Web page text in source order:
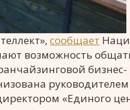
сообщает
возможность
бизнес-
руководителем
«Единого